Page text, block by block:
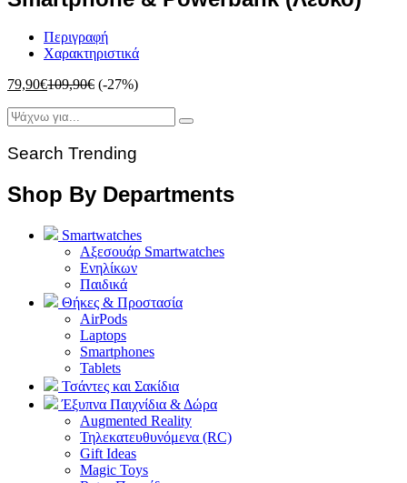
Περιγραφή
Χαρακτηριστικά
79,90€109,90€ (-27%)
Search Trending
Shop By Departments
Smartwatches
Αξεσουάρ Smartwatches
Ενηλίκων
Παιδικά
Θήκες & Προστασία
AirPods
Laptops
Smartphones
Tablets
Τσάντες και Σακίδια
Έξυπνα Παιχνίδια & Δώρα
Augmented Reality
Τηλεκατευθυνόμενα (RC)
Gift Ideas
Magic Toys